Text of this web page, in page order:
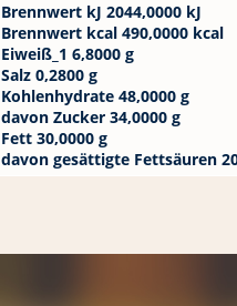
Brennwert kJ 2044,0000 kJ
Brennwert kcal 490,0000 kcal
Eiweiß_1 6,8000 g
Salz 0,2800 g
Kohlenhydrate 48,0000 g
davon Zucker 34,0000 g
Fett 30,0000 g
davon gesättigte Fettsäuren